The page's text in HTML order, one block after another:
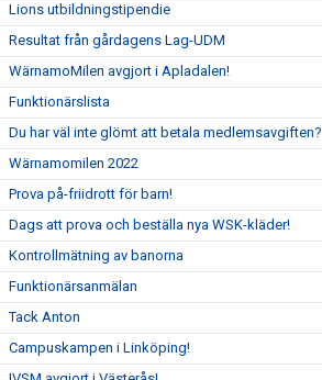
Lions utbildningstipendie
Resultat från gårdagens Lag-UDM
WärnamoMilen avgjort i Apladalen!
Funktionärslista
Du har väl inte glömt att betala medlemsavgiften?
Wärnamomilen 2022
Prova på-friidrott för barn!
Dags att prova och beställa nya WSK-kläder!
Kontrollmätning av banorna
Funktionärsanmälan
Tack Anton
Campuskampen i Linköping!